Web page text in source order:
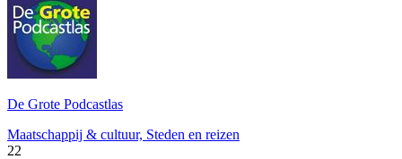
De Grote Podcastlas
Maatschappij & cultuur, Steden en reizen
22